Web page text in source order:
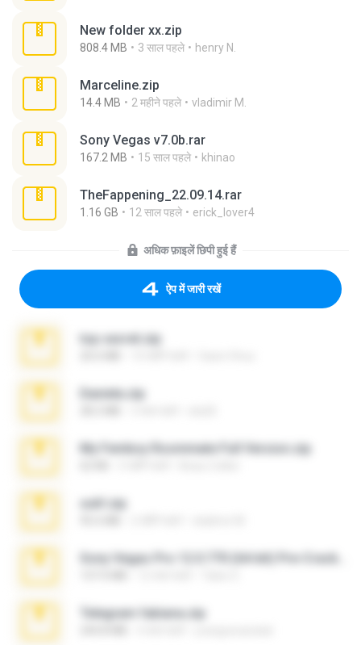
New folder xx.zip
808.4 MB 3 साल पहले henry N.
Marceline.zip
14.4 MB 2 महीने पहले vladimir M.
Sony Vegas v7.0b.rar
167.2 MB 15 साल पहले khinao
TheFappening_22.09.14.rar
1.16 GB 12 साल पहले erick_lover4
अधिक फ़ाइलें छिपी हुई हैं
ऐप में जारी रखें
top secret.zip
Daniela.zip
My Femboy Roommate Full Version.zip
ouh!.zip
Telegram fabiana.zip